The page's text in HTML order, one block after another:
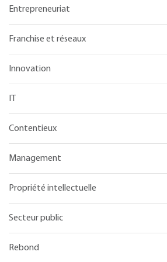
Entrepreneuriat
Franchise et réseaux
Innovation
Contentieux
Management
Propriété intellectuelle
Secteur public
Rebond